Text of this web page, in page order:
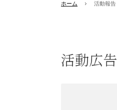
ホーム 活動報告
活動広告